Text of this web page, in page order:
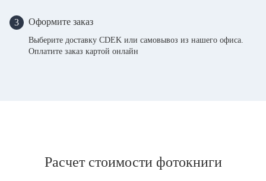
3 Оформите заказ
Выберите доставку CDEK или самовывоз из нашего офиса.
Оплатите заказ картой онлайн
Расчет стоимости фотокниги